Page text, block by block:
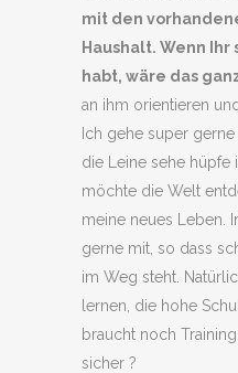
mit den
Haushalt. Wenn Ihr
habt, wäre das
an ihm orientieren
Ich gehe super
die Leine sehe hüpfe
möchte die Welt
meine neues Leben.
gerne mit, so dass
im Weg steht.
lernen, die hohe
braucht noch
sicher ?